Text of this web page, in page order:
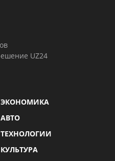
UZ24
ЭКОНОМИКА
АВТО
ТЕХНОЛОГИИ
КУЛЬТУРА